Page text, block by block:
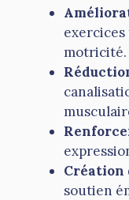
motricité.
Création
soutien